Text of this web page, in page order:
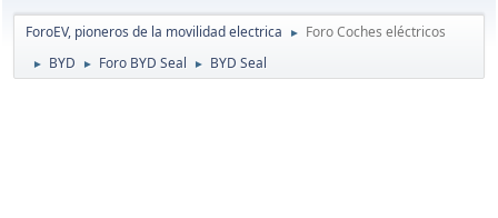
ForoEV, pioneros de la movilidad electrica ► Foro Coches eléctricos
► BYD ► Foro BYD Seal ► BYD Seal